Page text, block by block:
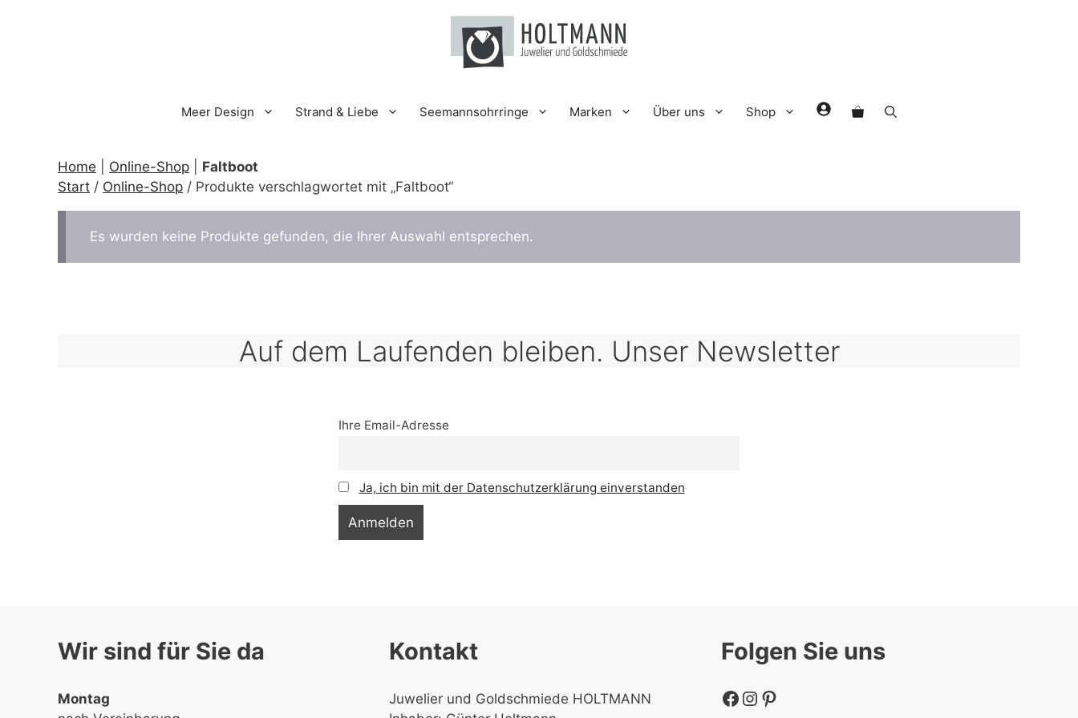
Meer Design Strand & Liebe Seemannsohrringe Marken Über uns Shop
Home Online-Shop
Faltboot
Start / Online-Shop / Produkte verschlagwortet mit „Faltboot“
Es wurden keine Produkte gefunden, die Ihrer Auswahl entsprechen.
Auf dem Laufenden bleiben. Unser Newsletter
Ihre Email-Adresse
Ja, ich bin mit der Datenschutzerklärung einverstanden
Wir sind für Sie da
Montag
Kontakt
Juwelier und Goldschmiede HOLTMANN
Folgen Sie uns
Facebook
Instagram
Pinterest